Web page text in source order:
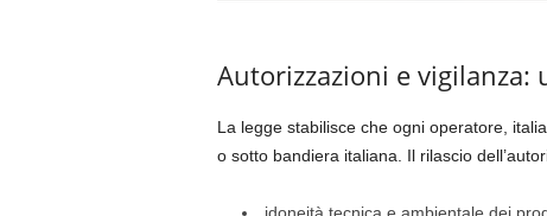
Autorizzazioni e
La legge stabilisce che ogni operatore,
o sotto bandiera italiana. Il rilascio
idoneità tecnica e ambientale dei